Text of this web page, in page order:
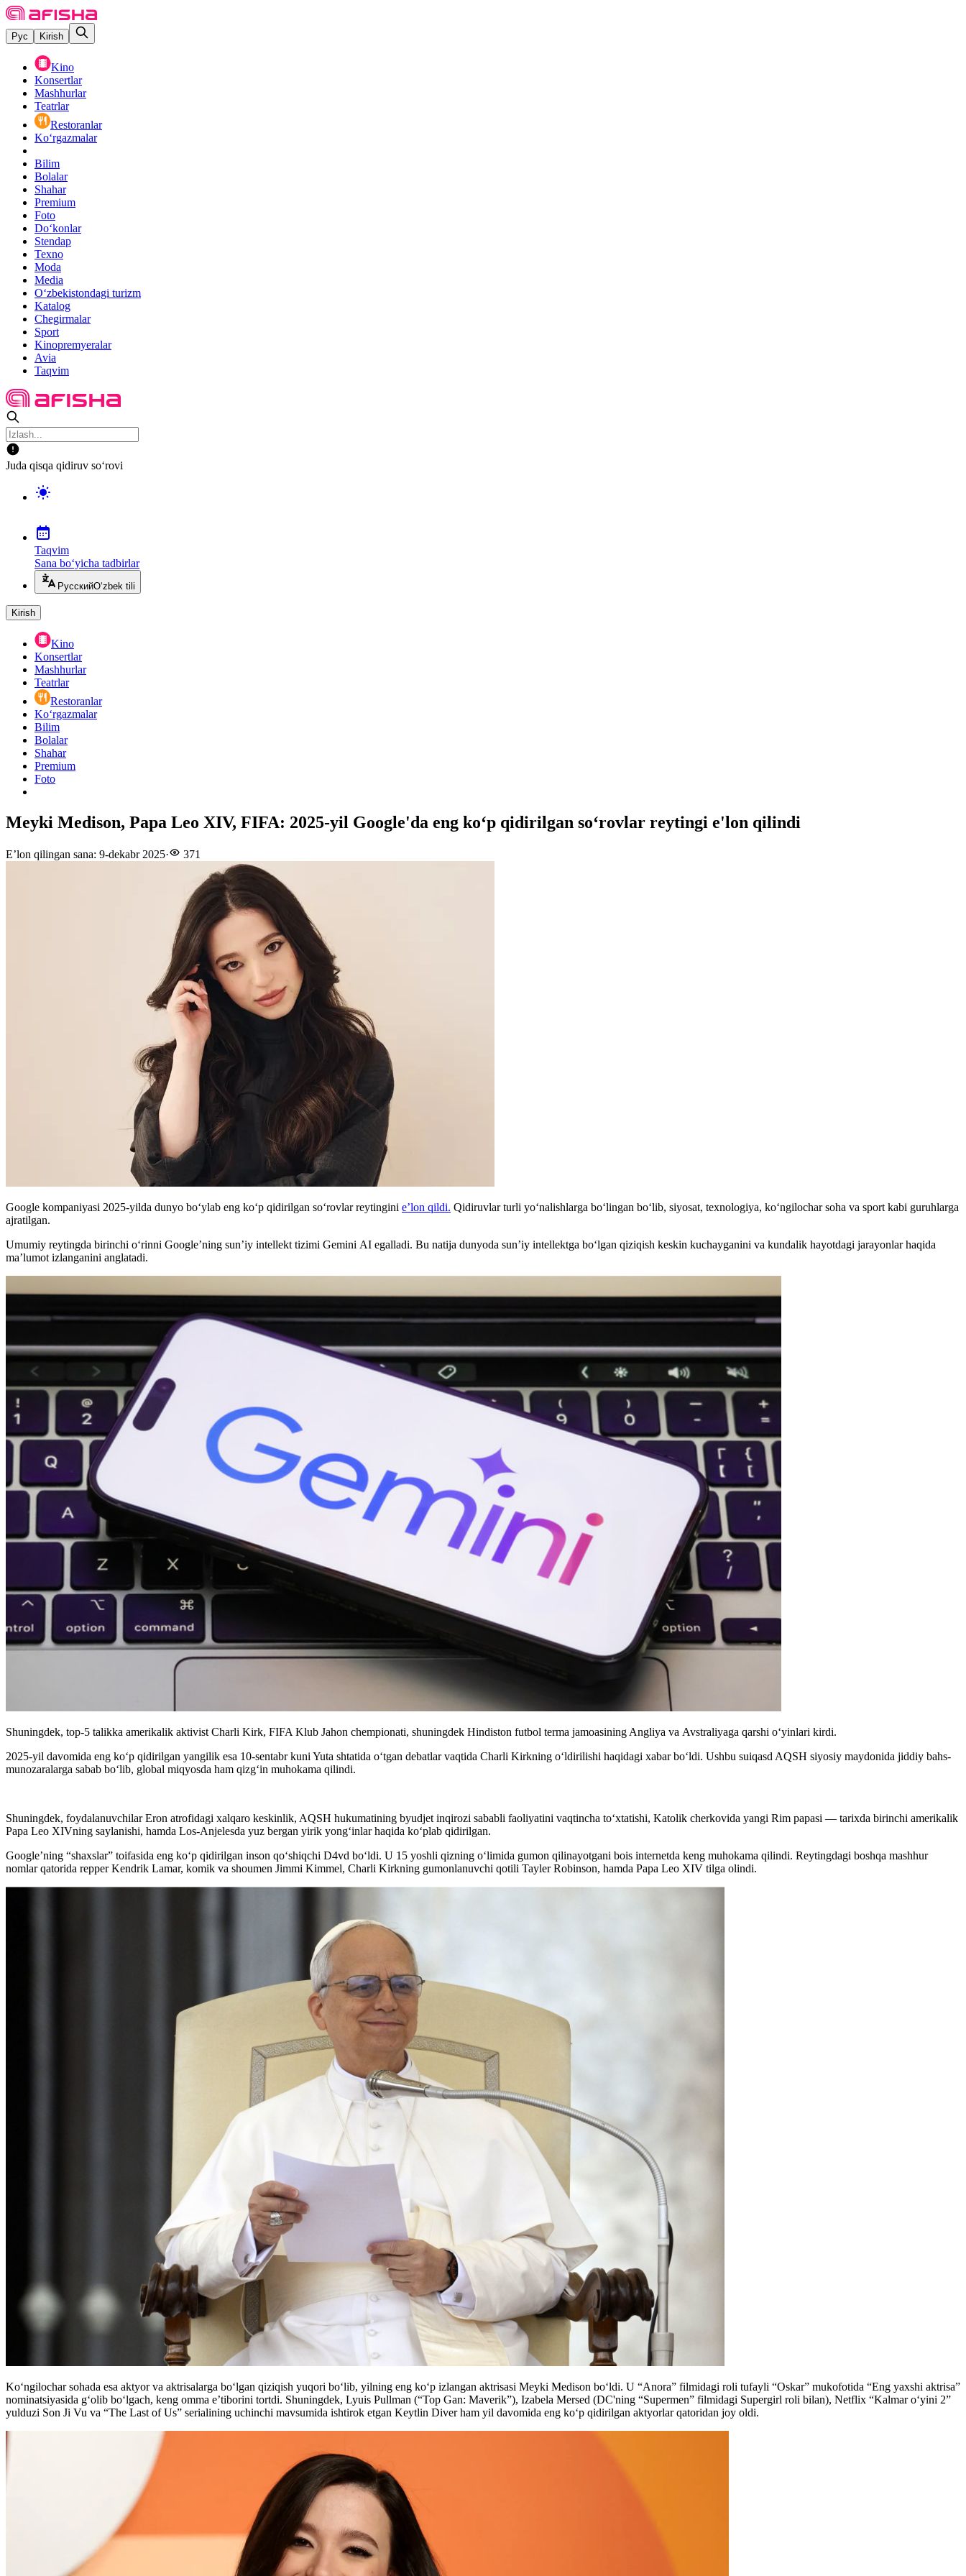
Рус Kirish
Kino
Konsertlar
Mashhurlar
Teatrlar
Restoranlar
Ko‘rgazmalar
Bilim
Bolalar
Shahar
Premium
Foto
Do‘konlar
Stendap
Texno
Moda
Media
O‘zbekistondagi turizm
Katalog
Chegirmalar
Sport
Kinopremyeralar
Avia
Taqvim
Juda qisqa qidiruv so‘rovi
Taqvim
Sana bo‘yicha tadbirlar
РусскийO‘zbek tili
Kirish
Kino
Konsertlar
Mashhurlar
Teatrlar
Restoranlar
Ko‘rgazmalar
Bilim
Bolalar
Shahar
Premium
Foto
Meyki Medison, Papa Leo XIV, FIFA: 2025-yil Google'da eng koʻp qidirilgan soʻrovlar reytingi e'lon qilindi
E’lon qilingan sana: 9-dekabr 2025· 371
Google kompaniyasi 2025-yilda dunyo bo‘ylab eng ko‘p qidirilgan soʻrovlar reytingini e’lon qildi. Qidiruvlar turli yo‘nalishlarga boʻlingan boʻlib, siyosat, texnologiya, ko‘ngilochar soha va sport kabi guruhlarga
ajratilgan.
Umumiy reytingda birinchi o‘rinni Google’ning sun’iy intellekt tizimi Gemini AI egalladi. Bu natija dunyoda sun’iy intellektga bo‘lgan qiziqish keskin kuchayganini va kundalik hayotdagi jarayonlar haqida
ma’lumot izlanganini anglatadi.
Shuningdek, top-5 talikka amerikalik aktivist Charli Kirk, FIFA Klub Jahon chempionati, shuningdek Hindiston futbol terma jamoasining Angliya va Avstraliyaga qarshi o‘yinlari kirdi.
2025-yil davomida eng ko‘p qidirilgan yangilik esa 10-sentabr kuni Yuta shtatida o‘tgan debatlar vaqtida Charli Kirkning o‘ldirilishi haqidagi xabar bo‘ldi. Ushbu suiqasd AQSH siyosiy maydonida jiddiy bahs-
munozaralarga sabab bo‘lib, global miqyosda ham qizg‘in muhokama qilindi.
Shuningdek, foydalanuvchilar Eron atrofidagi xalqaro keskinlik, AQSH hukumatining byudjet inqirozi sababli faoliyatini vaqtincha to‘xtatishi, Katolik cherkovida yangi Rim papasi — tarixda birinchi amerikalik
Papa Leo XIVning saylanishi, hamda Los-Anjelesda yuz bergan yirik yong‘inlar haqida koʻplab qidirilgan.
Google’ning “shaxslar” toifasida eng ko‘p qidirilgan inson qo‘shiqchi D4vd bo‘ldi. U 15 yoshli qizning o‘limida gumon qilinayotgani bois internetda keng muhokama qilindi. Reytingdagi boshqa mashhur
nomlar qatorida repper Kendrik Lamar, komik va shoumen Jimmi Kimmel, Charli Kirkning gumonlanuvchi qotili Tayler Robinson, hamda Papa Leo XIV tilga olindi.
Ko‘ngilochar sohada esa aktyor va aktrisalarga bo‘lgan qiziqish yuqori bo‘lib, yilning eng ko‘p izlangan aktrisasi Meyki Medison bo‘ldi. U “Anora” filmidagi roli tufayli “Oskar” mukofotida “Eng yaxshi aktrisa”
nominatsiyasida g‘olib bo‘lgach, keng omma e’tiborini tortdi. Shuningdek, Lyuis Pullman (“Top Gan: Maverik”), Izabela Mersed (DC'ning “Supermen” filmidagi Supergirl roli bilan), Netflix “Kalmar o‘yini 2”
yulduzi Son Ji Vu va “The Last of Us” serialining uchinchi mavsumida ishtirok etgan Keytlin Diver ham yil davomida eng ko‘p qidirilgan aktyorlar qatoridan joy oldi.